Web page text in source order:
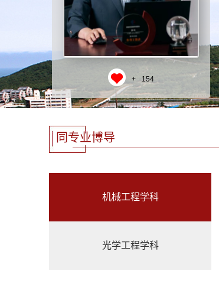
+ 154
同专业博导
机械工程学科
光学工程学科